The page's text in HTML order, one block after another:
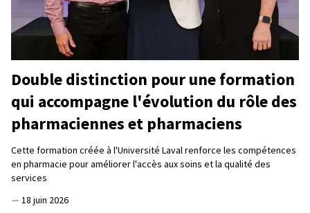
Double distinction pour une formation
qui accompagne l'évolution du rôle des
pharmaciennes et pharmaciens
Cette formation créée à l'Université Laval renforce les compétences
en pharmacie pour améliorer l'accès aux soins et la qualité des
services
— 18 juin 2026